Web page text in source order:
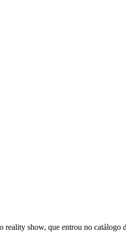
reality show, que entrou no